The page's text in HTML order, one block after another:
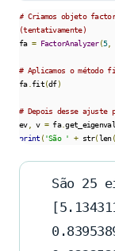
# Criamos objeto
(tentativamente)
fa = FactorAnalyzer(5,
# Aplicamos o método
fa.fit(df)
# Depois desse ajuste
ev, v = fa.
print ('São ' + str(len(
São 25